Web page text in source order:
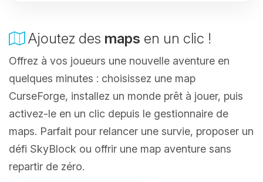
Ajoutez des maps en un clic !
Offrez à vos joueurs une nouvelle aventure en
quelques minutes : choisissez une map
CurseForge, installez un monde prêt à jouer, puis
activez-le en un clic depuis le gestionnaire de
maps. Parfait pour relancer une survie, proposer un
défi SkyBlock ou offrir une map aventure sans
repartir de zéro.